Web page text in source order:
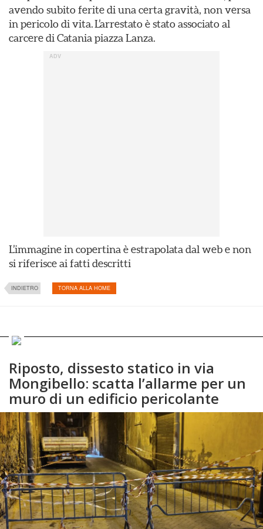
avendo subito ferite di una certa gravità, non versa
in pericolo di vita. L’arrestato è stato associato al
carcere di Catania piazza Lanza.
L’immagine in copertina è estrapolata dal web e non
si riferisce ai fatti descritti
INDIETRO TORNA ALLA HOME
Riposto, dissesto statico in via
Mongibello: scatta l’allarme per un
muro di un edificio pericolante